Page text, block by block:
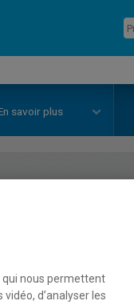
savoir plus
Horaire - Automne
qui nous permettent
d’analyser les